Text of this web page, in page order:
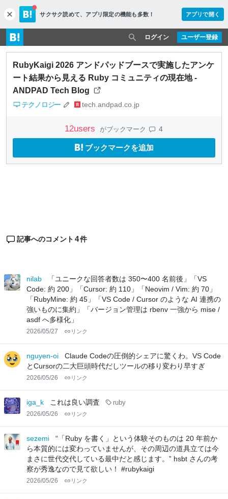
c
l
o
s
e
サクサク読めて、 アプリ限定の機能も多数！ アプリで開く
ユーザー登録
ログイン
RubyKaigi 2026 アンドパッドブースで実施したアンケ
ート結果から見える Ruby コミュニティの現在地 -
ANDPAD Tech Blog
テクノロジー tech.andpad.co.jp
12users がブックマーク 4
ブックマークを追加
記事へのコメント 4件
nilab
「ユニークな回答者数は 350〜400 名前後」「VS
Code: 約 200」「Cursor: 約 110」「Neovim / Vim: 約 70」
「RubyMine: 約 45」「VS Code / Cursor のような AI 連携の
強いものに集約」「バージョン管理は rbenv 一強から mise /
asdf へ多様化」
2026/05/27 リンク
nguyen-oi
Claude Codeの圧倒的シェアに驚くわ。VS Code
とCursorの二大巨頭時代だしツールの移り変わり早すぎ
2026/05/26 リンク
iga_k これは良い調査 ruby
2026/05/26 リンク
sezemi
“「Ruby を書く」という体験そのものは 20 年前か
ら本質的には変わっていませんが、その周辺の道具立ては今
まさに世代交代している最中だと感じます。” hsbt さんの考
察が秀逸なので見て欲しい！ #rubykaigi
2026/05/26 リンク